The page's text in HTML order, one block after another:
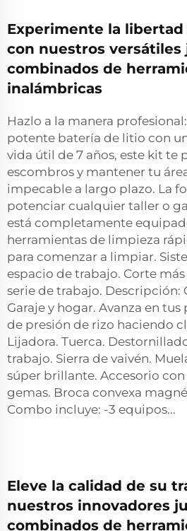
Experimente la
con nuestros versátiles
combinados de
inalámbricas
Hazlo a la manera
potente batería de litio con
vida útil de 7 años, este kit te
escombros y mantener tu
impecable a largo plazo. La
potenciar cualquier taller o
está completamente
herramientas de limpieza
para comenzar a limpiar.
espacio de trabajo. Corte
serie de trabajo. Descripción:
Garaje y hogar. Avanza en
de presión de rizo haciendo
Lijadora. Tuerca.
trabajo. Sierra de vaivén.
súper brillante. Accesorio
gemas. Broca convexa
Combo incluye: -3 equipos...
Eleve la calidad de su
nuestros innovadores
combinados de